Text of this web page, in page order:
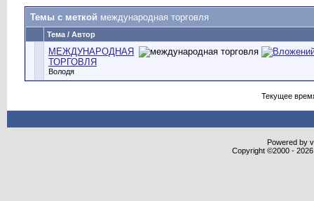
Темы с меткой международная торговля
Тема / Автор
МЕЖДУНАРОДНАЯ
ТОРГОВЛЯ
Володя
Текущее
Powered by
Copyright ©2000 -